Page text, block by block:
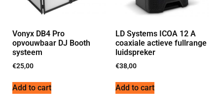
Vonyx DB4 Pro
opvouwbaar DJ Booth
systeem
€25,00
Add to cart
LD Systems ICOA 12 A
coaxiale actieve fullrange
luidspreker
€38,00
Add to cart